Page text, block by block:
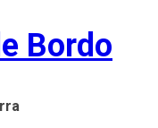
Bordo